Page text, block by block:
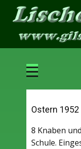
Ostern 1952
8 Knaben
Schule.